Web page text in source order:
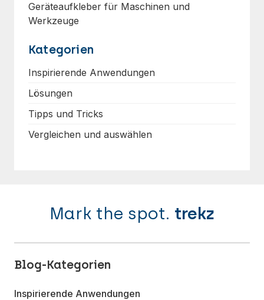
Geräteaufkleber für Maschinen und
Werkzeuge
Kategorien
Inspirierende Anwendungen
Lösungen
Tipps und Tricks
Vergleichen und auswählen
Mark the spot. trekz
Blog-Kategorien
Inspirierende Anwendungen